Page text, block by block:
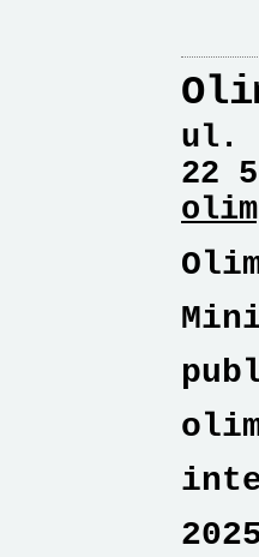
ul.
22